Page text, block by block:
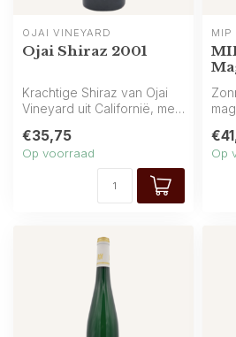
OJAI VINEYARD
Ojai Shiraz 2001
Krachtige Shiraz van Ojai
Vineyard uit Californië, met
€35,75
Op voorraad
MIP
Op